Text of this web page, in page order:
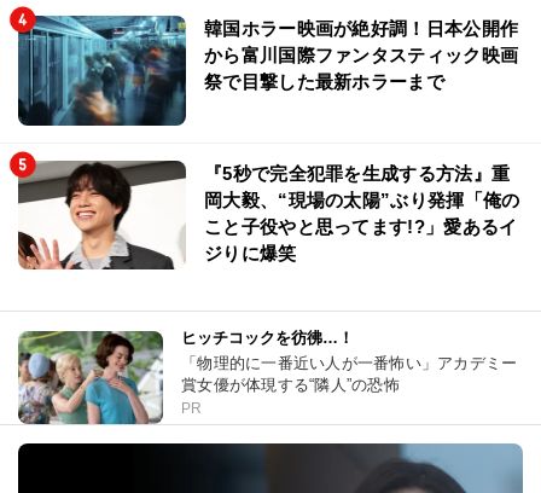
韓国ホラー映画が絶好調！日本公開作
から富川国際ファンタスティック映画
祭で目撃した最新ホラーまで
『5秒で完全犯罪を生成する方法』重
岡大毅、“現場の太陽”ぶり発揮「俺の
こと子役やと思ってます!?」愛あるイ
ジりに爆笑
ヒッチコックを彷彿…！
「物理的に一番近い人が一番怖い」アカデミー
賞女優が体現する“隣人”の恐怖
PR